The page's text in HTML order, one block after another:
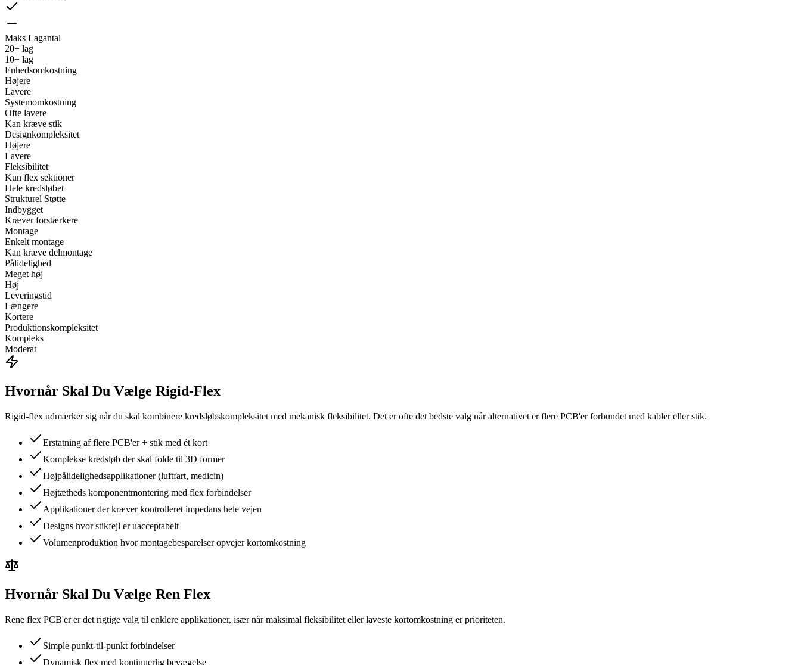
Maks Lagantal
20+ lag
10+ lag
Enhedsomkostning
Højere
Lavere
Systemomkostning
Ofte lavere
Kan kræve stik
Designkompleksitet
Højere
Lavere
Fleksibilitet
Kun flex sektioner
Hele kredsløbet
Strukturel Støtte
Indbygget
Kræver forstærkere
Montage
Enkelt montage
Kan kræve delmontage
Pålidelighed
Meget høj
Høj
Leveringstid
Længere
Kortere
Produktionskompleksitet
Kompleks
Moderat
Hvornår Skal Du Vælge Rigid-Flex
Rigid-flex udmærker sig når du skal kombinere kredsløbskompleksitet med mekanisk fleksibilitet. Det er ofte det bedste valg når alternativet er flere PCB'er forbundet med kabler eller stik.
Erstatning af flere PCB'er + stik med ét kort
Komplekse kredsløb der skal folde til 3D former
Højpålidelighedsapplikationer (luftfart, medicin)
Højtætheds komponentmontering med flex forbindelser
Applikationer der kræver kontrolleret impedans hele vejen
Designs hvor stikfejl er uacceptabelt
Volumenproduktion hvor montagebesparelser opvejer kortomkostning
Hvornår Skal Du Vælge Ren Flex
Rene flex PCB'er er det rigtige valg til enklere applikationer, især når maksimal fleksibilitet eller laveste kortomkostning er prioriteten.
Simple punkt-til-punkt forbindelser
Dynamisk flex med kontinuerlig bevægelse